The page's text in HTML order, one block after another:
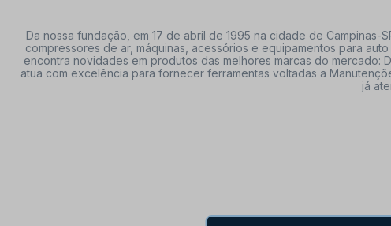
Da nossa fundação, em 17 de abril de 1995 na cidade de
compressores de ar, máquinas, acessórios e equipamentos para
encontra novidades em produtos das melhores marcas do mercado:
atua com excelência para fornecer ferramentas voltadas a
já